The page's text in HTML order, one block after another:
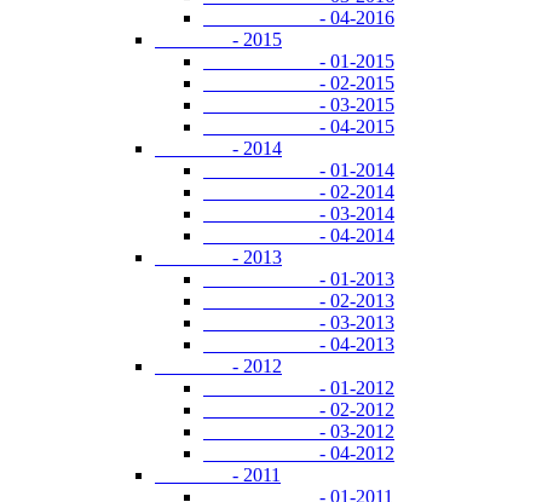
- 04-2016
- 2015
- 01-2015
- 02-2015
- 03-2015
- 04-2015
- 2014
- 01-2014
- 02-2014
- 03-2014
- 04-2014
- 2013
- 01-2013
- 02-2013
- 03-2013
- 04-2013
- 2012
- 01-2012
- 02-2012
- 03-2012
- 04-2012
- 2011
- 01-2011